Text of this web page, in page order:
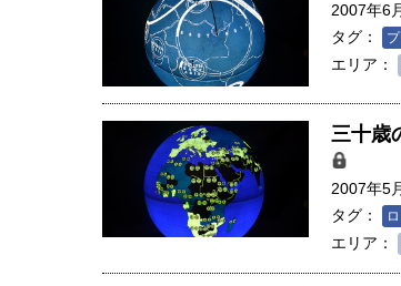
2007年6
タグ：
エリア：
三十歳
2007年5
タグ：
エリア：